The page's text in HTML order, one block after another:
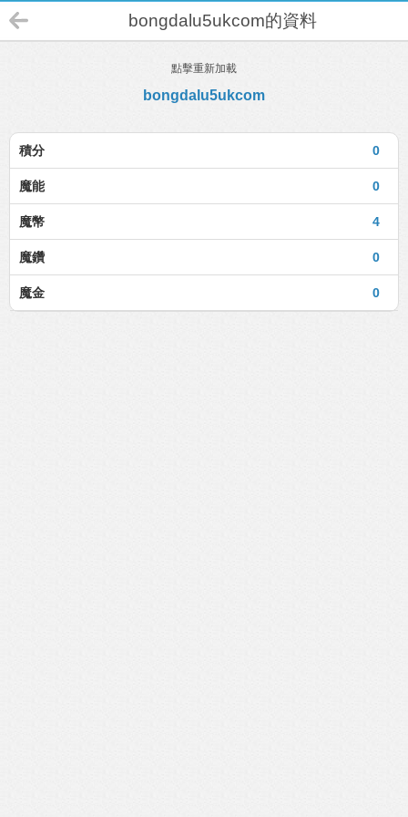
bongdalu5ukcom的資料
點擊重新加載
bongdalu5ukcom
0
積分
0
魔能
4
魔幣
0
魔鑽
0
魔金